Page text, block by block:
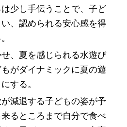
少し手伝うことで、子ど
、認められる安心感を得
、夏を感じられる水遊び
がダイナミックに夏の遊
する。
減退する子どもの姿が予
るところまで自分で食べ